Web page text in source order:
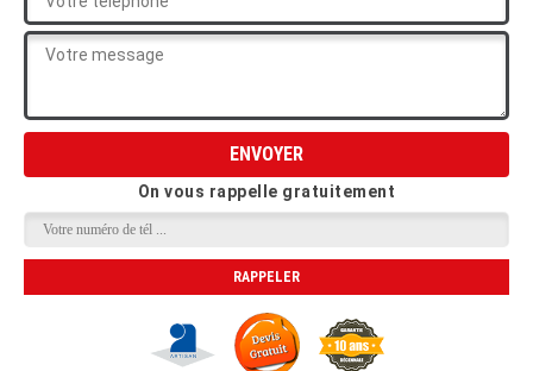
On vous rappelle gratuitement